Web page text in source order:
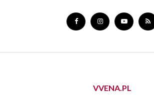
VVENA.PL